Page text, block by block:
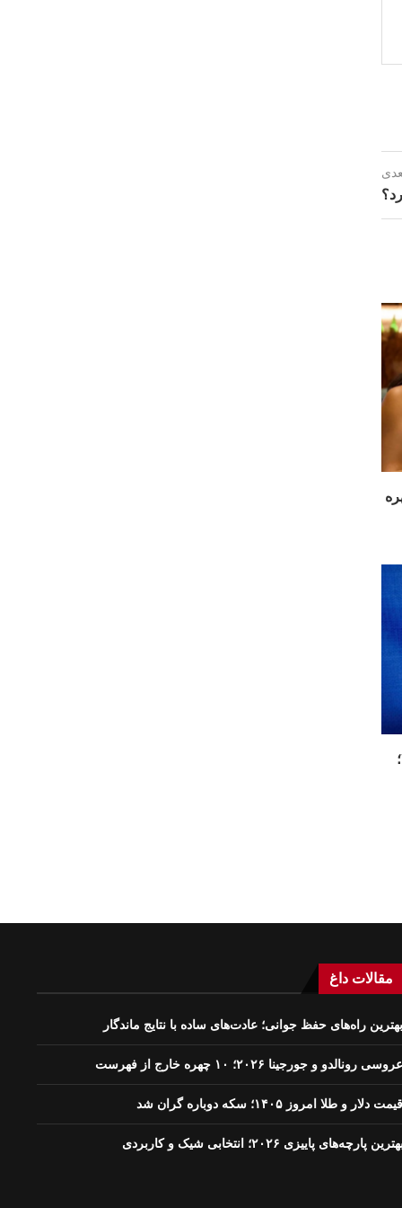
۲۰۲۶؛ ۱۰ چهره
رم به‌دنبال جذب اندریک در سال ۲۰۲۶؛
مقالات داغ
راه‌های حفظ جوانی؛ عادت‌های ساده با نتایج ماندگار
رونالدو و جورجینا ۲۰۲۶؛ ۱۰ چهره خارج از فهرست
دلار و طلا امروز ۱۴۰۵؛ سکه دوباره گران شد
پارچه‌های پاییزی ۲۰۲۶؛ انتخابی شیک و کاربردی